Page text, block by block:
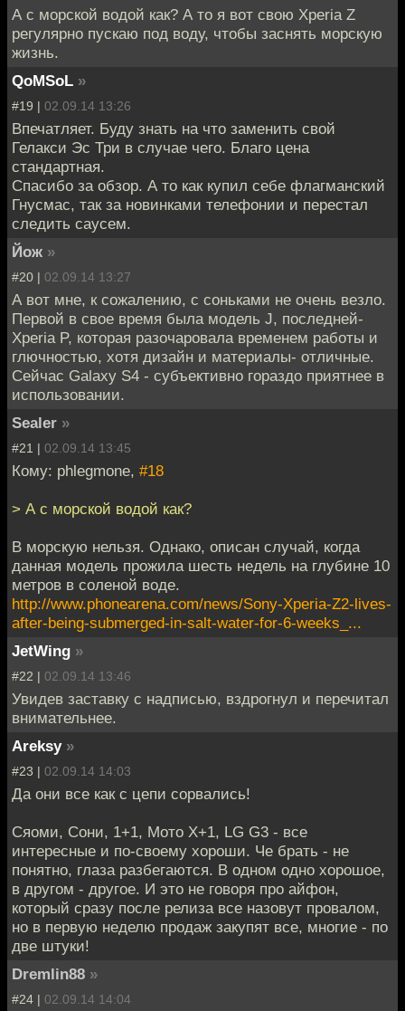
А с морской водой как? А то я вот свою Xperia Z
регулярно пускаю под воду, чтобы заснять морскую
жизнь.
QoMSoL »
#19 | 02.09.14 13:26
Впечатляет. Буду знать на что заменить свой
Гелакси Эс Три в случае чего. Благо цена
стандартная.
Спасибо за обзор. А то как купил себе флагманский
Гнусмас, так за новинками телефонии и перестал
следить саусем.
Йож »
#20 | 02.09.14 13:27
А вот мне, к сожалению, с соньками не очень везло.
Первой в свое время была модель J, последней-
Xperia P, которая разочаровала временем работы и
глючностью, хотя дизайн и материалы- отличные.
Сейчас Galaxy S4 - субъективно гораздо приятнее в
использовании.
Sealer »
#21 | 02.09.14 13:45
Кому: phlegmone, #18
> А с морской водой как?
В морскую нельзя. Однако, описан случай, когда
данная модель прожила шесть недель на глубине 10
метров в соленой воде.
http://www.phonearena.com/news/Sony-Xperia-Z2-lives-
after-being-submerged-in-salt-water-for-6-weeks_...
JetWing »
#22 | 02.09.14 13:46
Увидев заставку с надписью, вздрогнул и перечитал
внимательнее.
Areksy »
#23 | 02.09.14 14:03
Да они все как с цепи сорвались!
Сяоми, Сони, 1+1, Мото X+1, LG G3 - все
интересные и по-своему хороши. Че брать - не
понятно, глаза разбегаются. В одном одно хорошое,
в другом - другое. И это не говоря про айфон,
который сразу после релиза все назовут провалом,
но в первую неделю продаж закупят все, многие - по
две штуки!
Dremlin88 »
#24 | 02.09.14 14:04